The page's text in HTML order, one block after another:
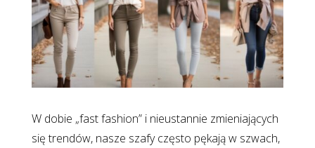
W dobie „fast fashion” i nieustannie zmieniających
się trendów, nasze szafy często pękają w szwach,